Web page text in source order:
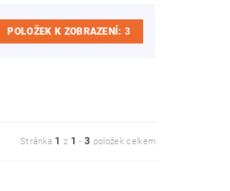
POLOŽEK K ZOBRAZENÍ:3
Stránka 1 z 1 -3 položek celkem